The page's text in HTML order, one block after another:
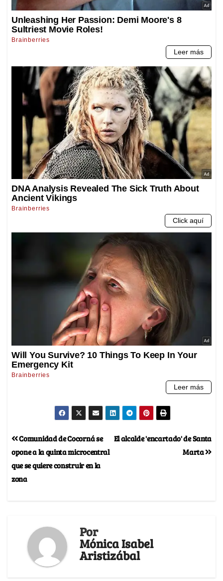
El alcalde 'encartado' de Santa
Marta
Comunidad de Cocorná se
opone a la quinta microcentral
que se quiere construir en la
zona
Por
Mónica Isabel
Aristizábal